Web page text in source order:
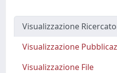
Visualizzazione
Visualizzazione
Visualizzazione File